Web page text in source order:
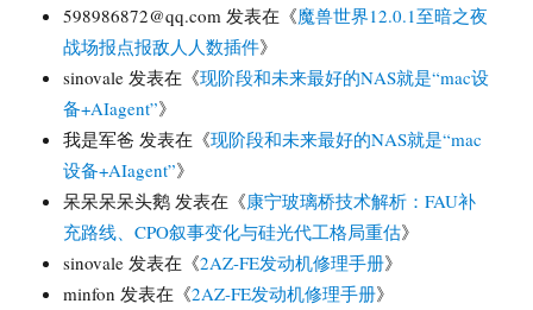
598986872@qq.com 发表在《魔兽世界12.0.1至暗之夜
战场报点报敌人人数插件》
sinovale 发表在《现阶段和未来最好的NAS就是“mac设
备+AIagent”》
我是军爸 发表在《现阶段和未来最好的NAS就是“mac
设备+AIagent”》
呆呆呆呆头鹅 发表在《康宁玻璃桥技术解析：FAU补
充路线、CPO叙事变化与硅光代工格局重估》
sinovale 发表在《2AZ-FE发动机修理手册》
minfon 发表在《2AZ-FE发动机修理手册》